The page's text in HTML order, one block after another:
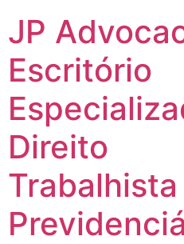
JP
Escritório
Direito
Trabalhista